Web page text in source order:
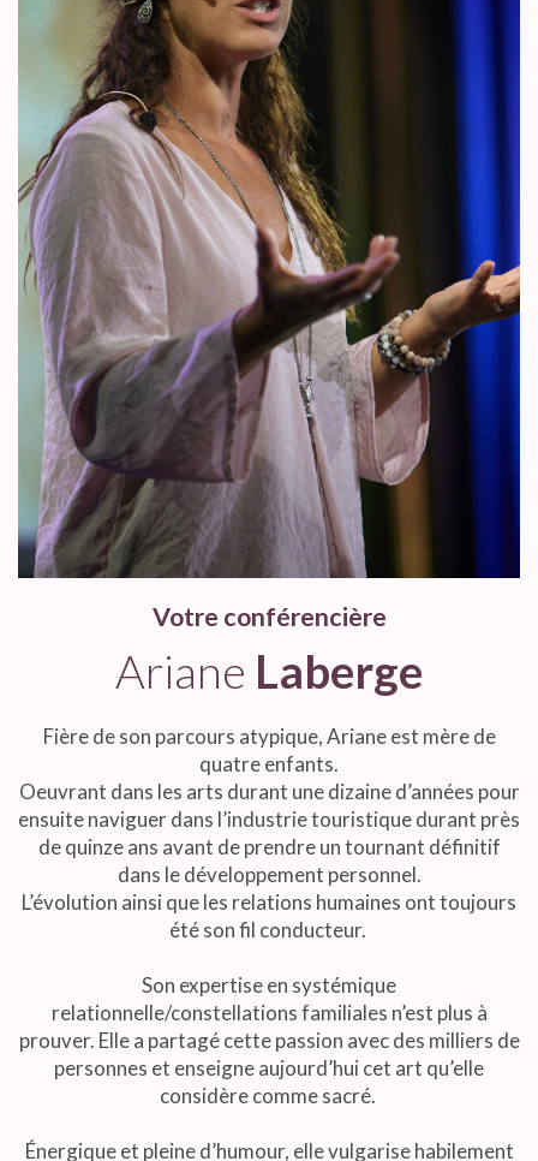
Votre conférencière
Ariane Laberge
Fière de son parcours atypique, Ariane est mère de
quatre enfants.
Oeuvrant dans les arts durant une dizaine d’années pour
ensuite naviguer dans l’industrie touristique durant près
de quinze ans avant de prendre un tournant définitif
dans le développement personnel.
L’évolution ainsi que les relations humaines ont toujours
été son fil conducteur.
Son expertise en systémique
relationnelle/constellations familiales n’est plus à
prouver. Elle a partagé cette passion avec des milliers de
personnes et enseigne aujourd’hui cet art qu’elle
considère comme sacré.
Énergique et pleine d’humour, elle vulgarise habilement